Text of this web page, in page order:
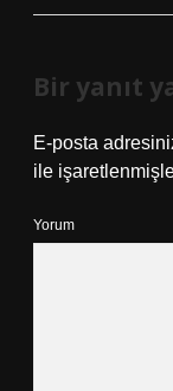
Bir yanıt
E-posta
ile
Yorum